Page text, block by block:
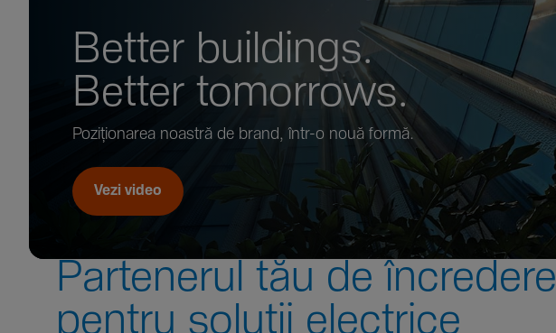
Better buil­dings.
Better tomor­rows.
Pozi­țio­narea noastră de brand, într-o nouă formă.
Vezi video
Parte­nerul tău de încre­dere